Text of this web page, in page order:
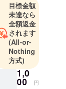
目標金額
未達なら
全額返金
されます
(All-or-
Nothing
方式)
1,0
00 円